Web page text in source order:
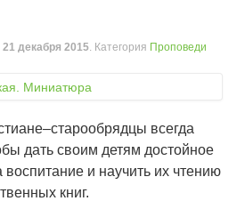
21 декабря 2015 . Категория Проповеди
всегда
дать своим детям достойное
воспитание и научить их чтению
книг.